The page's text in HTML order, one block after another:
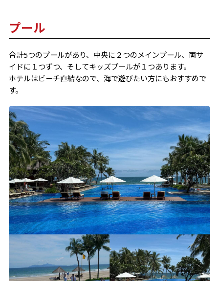
プール
合計5つのプールがあり、中央に２つのメインプール、両サ
イドに１つずつ、そしてキッズプールが１つあります。
ホテルはビーチ直結なので、海で遊びたい方にもおすすめで
す。